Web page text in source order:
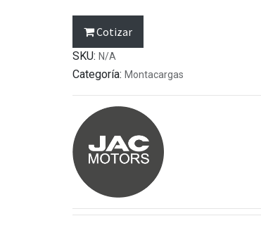
Cotizar
SKU: N/A
Categoría: Montacargas